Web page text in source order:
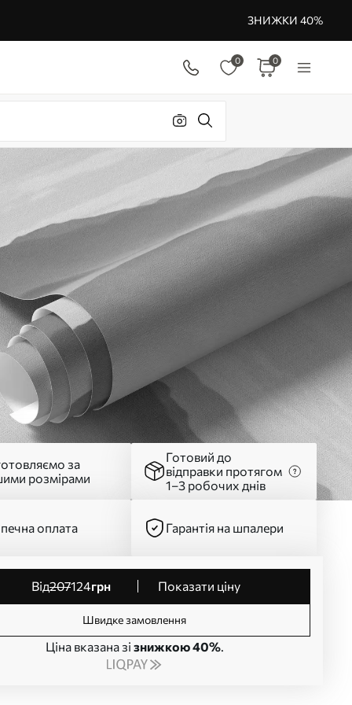
ЗНИЖКИ 40%
0 0
за
розмірами
Готовий до
відправки протягом
1–3 робочих днів
оплата Гарантія на шпалери
від207124грн Показати ціну
Швидке замовлення
Ціна вказана зі знижкою 40%.